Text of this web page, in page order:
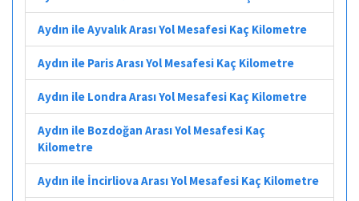
Aydın ile Ayvalık Arası Yol Mesafesi Kaç Kilometre
Aydın ile Paris Arası Yol Mesafesi Kaç Kilometre
Aydın ile Londra Arası Yol Mesafesi Kaç Kilometre
Aydın ile Bozdoğan Arası Yol Mesafesi Kaç
Kilometre
Aydın ile İncirliova Arası Yol Mesafesi Kaç Kilometre